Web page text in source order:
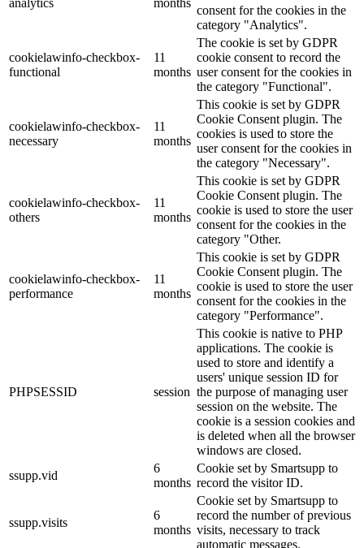
consent for the cookies in the
category "Analytics".
cookielawinfo-checkbox-
functional
11
months
The cookie is set by GDPR
cookie consent to record the
user consent for the cookies in
the category "Functional".
cookielawinfo-checkbox-
necessary
11
months
This cookie is set by GDPR
Cookie Consent plugin. The
cookies is used to store the
user consent for the cookies in
the category "Necessary".
cookielawinfo-checkbox-
others
11
months
This cookie is set by GDPR
Cookie Consent plugin. The
cookie is used to store the user
consent for the cookies in the
category "Other.
cookielawinfo-checkbox-
performance
11
months
This cookie is set by GDPR
Cookie Consent plugin. The
cookie is used to store the user
consent for the cookies in the
category "Performance".
PHPSESSID session
This cookie is native to PHP
applications. The cookie is
used to store and identify a
users' unique session ID for
the purpose of managing user
session on the website. The
cookie is a session cookies and
is deleted when all the browser
windows are closed.
ssupp.vid
6
months
Cookie set by Smartsupp to
record the visitor ID.
ssupp.visits
6
months
Cookie set by Smartsupp to
record the number of previous
visits, necessary to track
automatic messages.